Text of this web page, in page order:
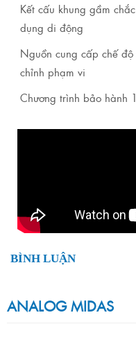
Kết cấu khung gầm
dụng di động
Nguồn cung cấp chế
chỉnh phạm vi
Chương trình bảo hành
BÌNH LUẬN
ANALOG MIDAS